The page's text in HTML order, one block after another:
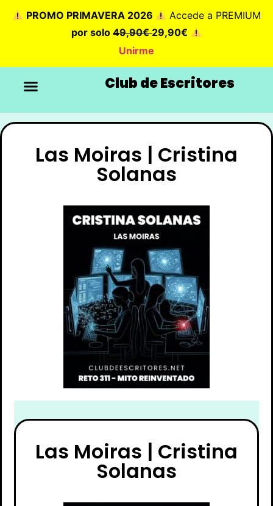
PROMO PRIMAVERA 2026
Accede a PREMIUM
por solo49,90€29,90€
Unirme
Club de Escritores
Las Moiras | Cristina
Solanas
Las Moiras | Cristina
Solanas